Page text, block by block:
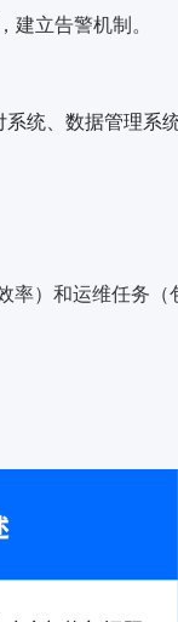
建立告警机制 。
统、 数据管理系
）和运维任务（